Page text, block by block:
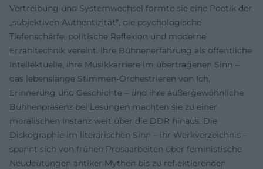
Vertreibung und Systemwechsel formte sie eine Poetik der
„subjektiven Authentizität“, die psychologische
Tiefenschärfe, politische Reflexion und moderne
Erzähltechnik vereint. Ihre Bühnenerfahrung als öffentliche
Intellektuelle, ihre Musikkarriere im übertragenen Sinn –
das lebenslange Stimmen-Orchestrieren von Ich,
Erinnerung und Geschichte – und ihre außergewöhnliche
Bühnenpräsenz bei Lesungen machten sie zu einer
moralischen Instanz weit über die DDR hinaus. Die
Diskographie im literarischen Sinn – ihr Werkverzeichnis –
spannt sich von frühen Prosaarbeiten über feministische
Neudeutungen antiker Mythen bis zu reflektierenden